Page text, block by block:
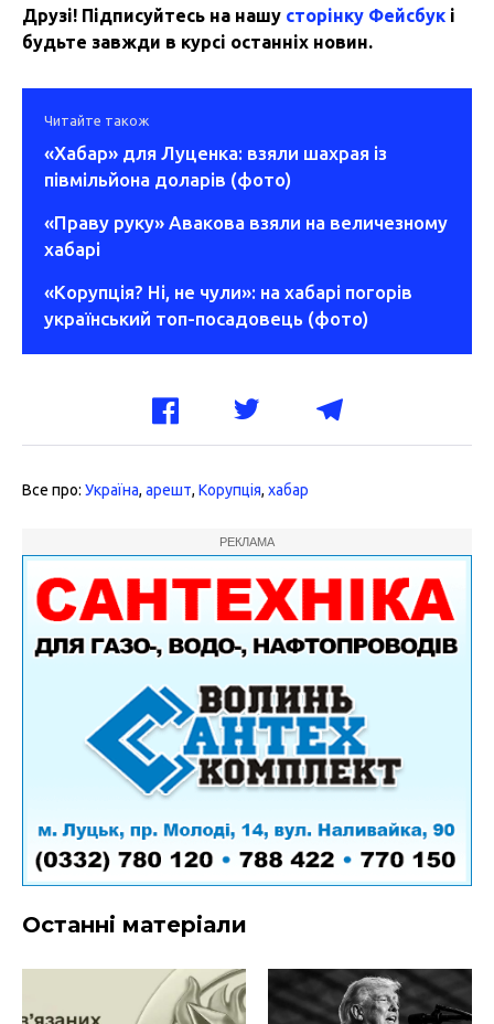
Друзі! Підписуйтесь на нашу сторінку Фейсбук і
будьте завжди в курсі останніх новин.
Читайте також
«Хабар» для Луценка: взяли шахрая із
півмільйона доларів (фото)
«Праву руку» Авакова взяли на величезному
хабарі
«Корупція? Ні, не чули»: на хабарі погорів
український топ-посадовець (фото)
Все про: Україна, арешт, Корупція, хабар
РЕКЛАМА
Останні матеріали